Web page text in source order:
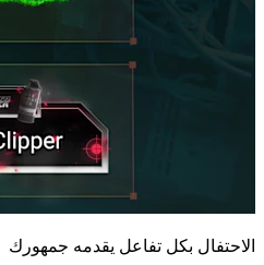
الاحتفال بكل تفاعل يقدمه جمهورك